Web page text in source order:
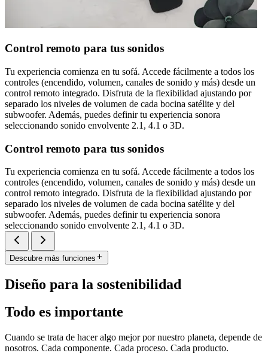
Control remoto para tus sonidos
Tu experiencia comienza en tu sofá. Accede fácilmente a todos los
controles (encendido, volumen, canales de sonido y más) desde un
control remoto integrado. Disfruta de la flexibilidad ajustando por
separado los niveles de volumen de cada bocina satélite y del
subwoofer. Además, puedes definir tu experiencia sonora
seleccionando sonido envolvente 2.1, 4.1 o 3D.
Control remoto para tus sonidos
Tu experiencia comienza en tu sofá. Accede fácilmente a todos los
controles (encendido, volumen, canales de sonido y más) desde un
control remoto integrado. Disfruta de la flexibilidad ajustando por
separado los niveles de volumen de cada bocina satélite y del
subwoofer. Además, puedes definir tu experiencia sonora
seleccionando sonido envolvente 2.1, 4.1 o 3D.
Descubre más funciones
Diseño para la sostenibilidad
Todo es importante
Cuando se trata de hacer algo mejor por nuestro planeta, depende de
nosotros. Cada componente. Cada proceso. Cada producto.